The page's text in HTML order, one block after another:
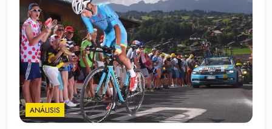
ANÁLISIS